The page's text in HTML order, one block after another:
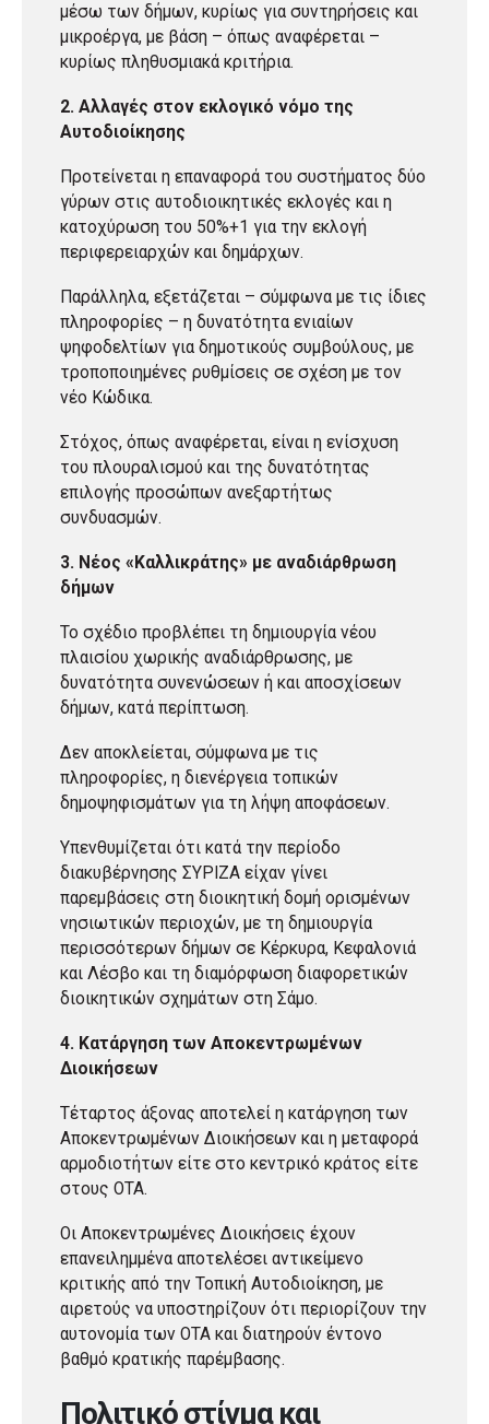
μέσω των δήμων, κυρίως για συντηρήσεις και
μικροέργα, με βάση – όπως αναφέρεται –
κυρίως πληθυσμιακά κριτήρια.
2. Αλλαγές στον εκλογικό νόμο της
Αυτοδιοίκησης
Προτείνεται η επαναφορά του συστήματος δύο
γύρων στις αυτοδιοικητικές εκλογές και η
κατοχύρωση του 50%+1 για την εκλογή
περιφερειαρχών και δημάρχων.
Παράλληλα, εξετάζεται – σύμφωνα με τις ίδιες
πληροφορίες – η δυνατότητα ενιαίων
ψηφοδελτίων για δημοτικούς συμβούλους, με
τροποποιημένες ρυθμίσεις σε σχέση με τον
νέο Κώδικα.
Στόχος, όπως αναφέρεται, είναι η ενίσχυση
του πλουραλισμού και της δυνατότητας
επιλογής προσώπων ανεξαρτήτως
συνδυασμών.
3. Νέος «Καλλικράτης» με αναδιάρθρωση
δήμων
Το σχέδιο προβλέπει τη δημιουργία νέου
πλαισίου χωρικής αναδιάρθρωσης, με
δυνατότητα συνενώσεων ή και αποσχίσεων
δήμων, κατά περίπτωση.
Δεν αποκλείεται, σύμφωνα με τις
πληροφορίες, η διενέργεια τοπικών
δημοψηφισμάτων για τη λήψη αποφάσεων.
Υπενθυμίζεται ότι κατά την περίοδο
διακυβέρνησης ΣΥΡΙΖΑ είχαν γίνει
παρεμβάσεις στη διοικητική δομή ορισμένων
νησιωτικών περιοχών, με τη δημιουργία
περισσότερων δήμων σε Κέρκυρα, Κεφαλονιά
και Λέσβο και τη διαμόρφωση διαφορετικών
διοικητικών σχημάτων στη Σάμο.
4. Κατάργηση των Αποκεντρωμένων
Διοικήσεων
Τέταρτος άξονας αποτελεί η κατάργηση των
Αποκεντρωμένων Διοικήσεων και η μεταφορά
αρμοδιοτήτων είτε στο κεντρικό κράτος είτε
στους ΟΤΑ.
Οι Αποκεντρωμένες Διοικήσεις έχουν
επανειλημμένα αποτελέσει αντικείμενο
κριτικής από την Τοπική Αυτοδιοίκηση, με
αιρετούς να υποστηρίζουν ότι περιορίζουν την
αυτονομία των ΟΤΑ και διατηρούν έντονο
βαθμό κρατικής παρέμβασης.
Πολιτικό στίγμα και